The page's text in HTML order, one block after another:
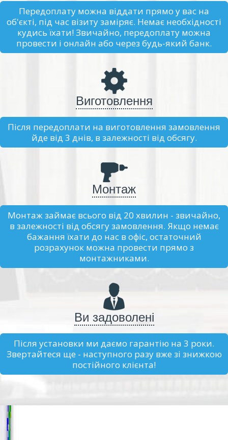
Передоплату можна віддати прямо у вас на
об'єкті, під час візиту заміряє. Немає необхідності
кудись їхати! Звичайно, передоплату можна
провести і онлайн або через будь-який банк.
Виготовлення
Після передоплати на виготовлення замовлення
йде від 3 днів, в залежності від обсягу.
Монтаж
Монтаж займає всього від 20 хвилин - звичайно,
в залежності від обсягу замовлення. Якщо немає
бажання їхати до нас в офіс, остаточний
розрахунок можна провести прямо з
монтажниками.
Ви задоволені
Після установки ми даємо гарантію на 3 роки.
Звертайтеся ще - наступного разу вже зі знижкою
постійного клієнта!